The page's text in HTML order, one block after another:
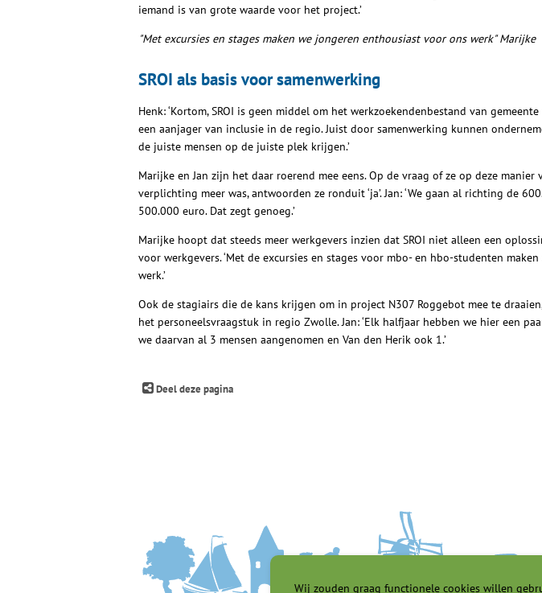
Wij zouden graag functionele cookies willen
iemand is van grote waarde voor het project.’
"Met excursies en stages maken we jongeren enthousiast voor ons werk" Marijke
SROI als basis voor samenwerking
Henk: ‘Kortom, SROI is geen middel om het werkzoekendenbestand van
een aanjager van inclusie in de regio. Juist door samenwerking kunnen
de juiste mensen op de juiste plek krijgen.’
Marijke en Jan zijn het daar roerend mee eens. Op de vraag of ze op deze manier
verplichting meer was, antwoorden ze ronduit ‘ja’. Jan: ‘We gaan al richting de
500.000 euro. Dat zegt genoeg.’
Marijke hoopt dat steeds meer werkgevers inzien dat SROI niet alleen een
voor werkgevers. ‘Met de excursies en stages voor mbo- en hbo-studenten
werk.’
Ook de stagiairs die de kans krijgen om in project N307 Roggebot mee te
het personeelsvraagstuk in regio Zwolle. Jan: ‘Elk halfjaar hebben we hier een
we daarvan al 3 mensen aangenomen en Van den Herik ook 1.’
Deel deze pagina